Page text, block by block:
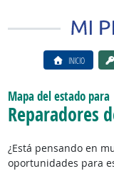
INICIO
Mapa del estado para
Reparadores
¿Está pensando en
oportunidades para